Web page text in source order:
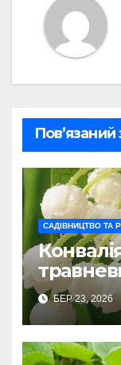
Пов’язаний
САДІВНИЦТВО ТА
БЕР 23, 2026